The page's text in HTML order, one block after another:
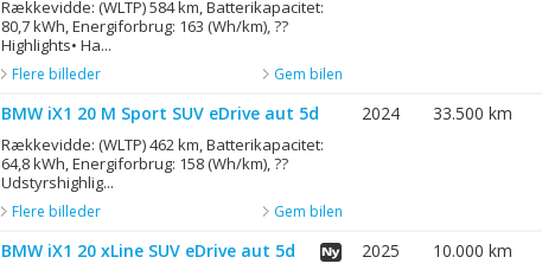
Rækkevidde: (WLTP) 584 km, Batterikapacitet:
80,7 kWh, Energiforbrug: 163 (Wh/km), ??
Highlights• Ha...
Gem bilen
Flere billeder
BMW iX1 20 M Sport SUV eDrive aut 5d
Rækkevidde: (WLTP) 462 km, Batterikapacitet:
64,8 kWh, Energiforbrug: 158 (Wh/km), ??
Udstyrshighlig...
Gem bilen
Flere billeder
2024 33.500 km
BMW iX1 20 xLine SUV eDrive aut 5d 2025 10.000 km